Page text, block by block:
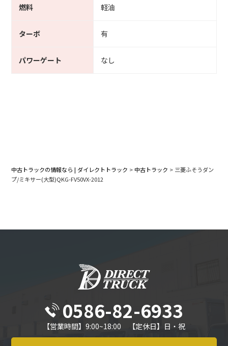
燃料 軽油
ターボ 有
パワーゲート なし
中古トラックの情報なら | ダイレクトトラック > 中古トラック > 三菱ふそうダン
プ/ミキサー(大型)QKG-FV50VX-2012
0586-82-6933
【営業時間】9:00~18:00 【定休日】日・祝